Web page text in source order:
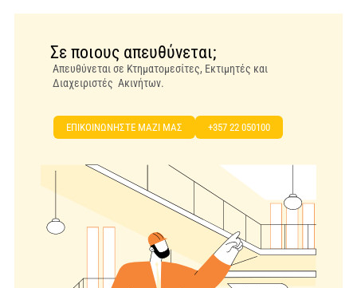
Σε ποιους απευθύνεται;
Απευθύνεται σε Κτηματομεσίτες, Εκτιμητές και
Διαχειριστές Ακινήτων.
EΠΙΚΟΙΝΩΝΗΣΤΕ ΜΑΖΙ ΜΑΣ +357 22 050100